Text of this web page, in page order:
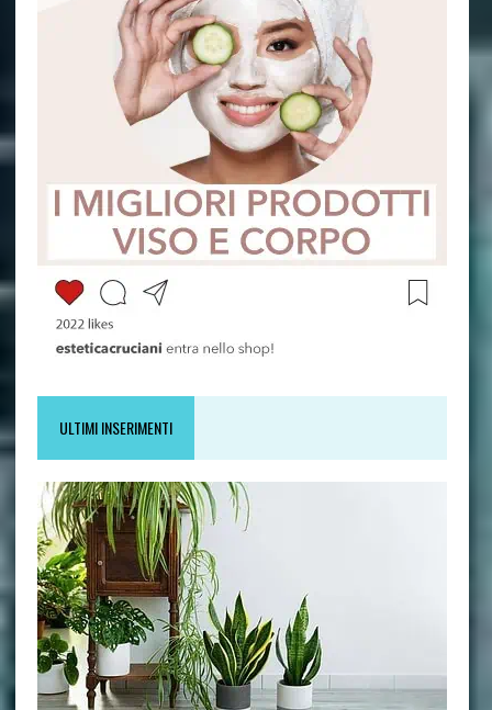
ULTIMI INSERIMENTI